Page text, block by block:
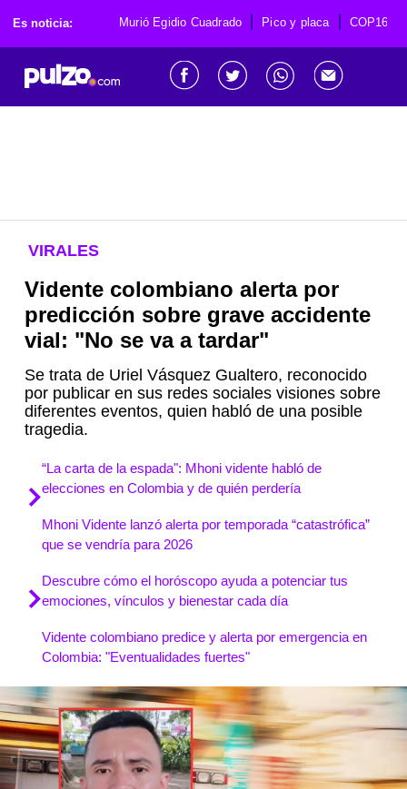
Es noticia: Murió Egidio Cuadrado Pico y placa COP16
VIRALES
Vidente colombiano alerta por
predicción sobre grave accidente
vial: "No se va a tardar"
Se trata de Uriel Vásquez Gualtero, reconocido
por publicar en sus redes sociales visiones sobre
diferentes eventos, quien habló de una posible
tragedia.
“La carta de la espada": Mhoni vidente habló de
elecciones en Colombia y de quién perdería
Mhoni Vidente lanzó alerta por temporada “catastrófica”
que se vendría para 2026
Descubre cómo el horóscopo ayuda a potenciar tus
emociones, vínculos y bienestar cada día
Vidente colombiano predice y alerta por emergencia en
Colombia: "Eventualidades fuertes"